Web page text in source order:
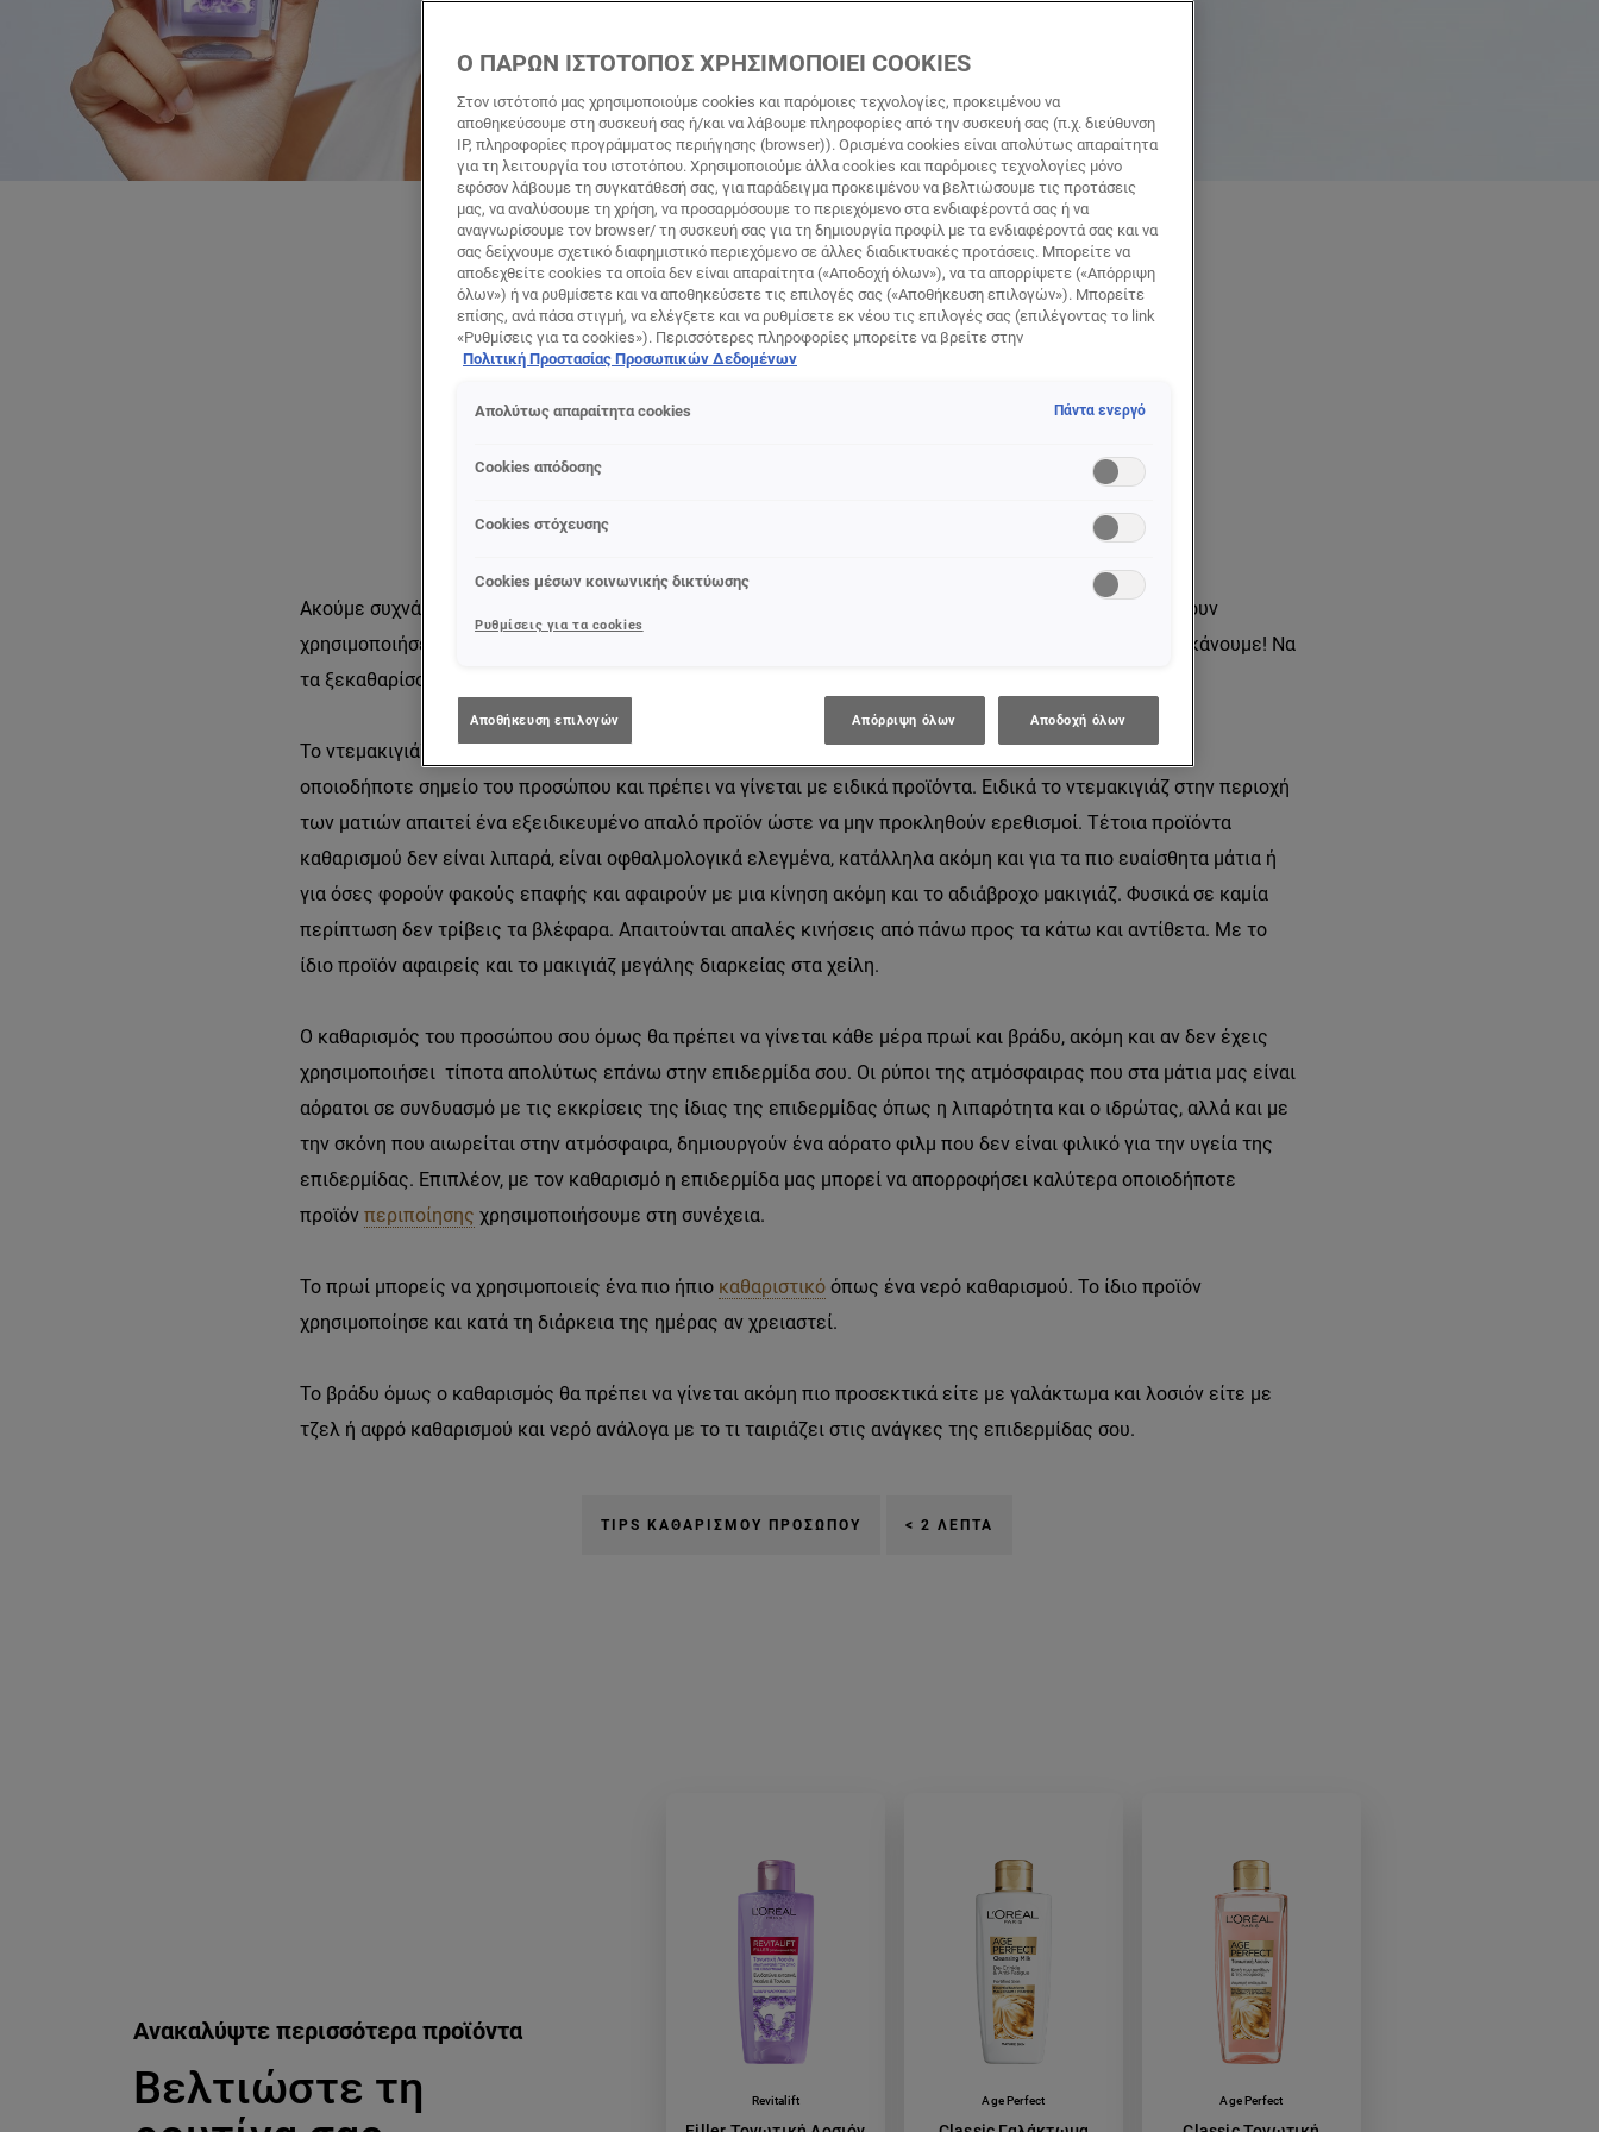
BEAUTY MAGAZINE
ΚΑΘΑΡΙΣΜΌΣ ΕΠΙΔΕΡΜΊΔΑΣ ΚΑΙ
ΝΤΕΜΑΚΙΓΙΆΖ!
Ακούμε συχνά νεαρά κορίτσια να λένε πως δεν καθαρίζουν την επιδερμίδα τους το βράδυ γιατί δεν έχουν
χρησιμοποιήσει
στο πρόσωπό τους, άρα δεν χρειάζεται… Ίσως αυτό είναι το πιο συχνό λάθος κάνουμε! Να
τα ξεκαθαρίσουμε λοιπόν.
Το ντεμακιγιάζ το χρειάζεσαι οπωσδήποτε κάθε φορά που έχεις χρησιμοποιήσει προϊόντα μακιγιάζ σε
οποιοδήποτε σημείο του προσώπου και πρέπει να γίνεται με ειδικά προϊόντα. Ειδικά το ντεμακιγιάζ στην περιοχή
των ματιών απαιτεί ένα εξειδικευμένο απαλό προϊόν ώστε να μην προκληθούν ερεθισμοί. Τέτοια προϊόντα
καθαρισμού δεν είναι λιπαρά, είναι οφθαλμολογικά ελεγμένα, κατάλληλα ακόμη και για τα πιο ευαίσθητα μάτια ή
για όσες φορούν φακούς επαφής και αφαιρούν με μια κίνηση ακόμη και το αδιάβροχο μακιγιάζ. Φυσικά σε καμία
περίπτωση δεν τρίβεις τα βλέφαρα. Απαιτούνται απαλές κινήσεις από πάνω προς τα κάτω και αντίθετα. Με το
ίδιο προϊόν αφαιρείς και το μακιγιάζ μεγάλης διαρκείας στα χείλη.
Ο καθαρισμός του προσώπου σου όμως θα πρέπει να γίνεται κάθε μέρα πρωί και βράδυ, ακόμη και αν δεν έχεις
χρησιμοποιήσει τίποτα απολύτως επάνω στην επιδερμίδα σου. Οι ρύποι της ατμόσφαιρας που στα μάτια μας είναι
αόρατοι σε συνδυασμό με τις εκκρίσεις της ίδιας της επιδερμίδας όπως η λιπαρότητα και ο ιδρώτας, αλλά και με
την σκόνη που αιωρείται στην ατμόσφαιρα, δημιουργούν ένα αόρατο φιλμ που δεν είναι φιλικό για την υγεία της
επιδερμίδας. Επιπλέον, με τον καθαρισμό η επιδερμίδα μας μπορεί να απορροφήσει καλύτερα οποιοδήποτε
προϊόν περιποίησης χρησιμοποιήσουμε στη συνέχεια.
Το πρωί μπορείς να χρησιμοποιείς ένα πιο ήπιο καθαριστικό όπως ένα νερό καθαρισμού. Το ίδιο προϊόν
χρησιμοποίησε και κατά τη διάρκεια της ημέρας αν χρειαστεί.
Το βράδυ όμως ο καθαρισμός θα πρέπει να γίνεται ακόμη πιο προσεκτικά είτε με γαλάκτωμα και λοσιόν είτε με
τζελ ή αφρό καθαρισμού και νερό ανάλογα με το τι ταιριάζει στις ανάγκες της επιδερμίδας σου.
TIPS ΚΑΘΑΡΙΣΜΟΎ ΠΡΟΣΏΠΟΥ < 2 ΛΕΠΤΆ
Βελτιώστε τη
Ανακαλύψτε περισσότερα προϊόντα
Revitalift Age Perfect Age Perfect
Ο ΠΑΡΩΝ ΙΣΤΟΤΟΠΟΣ ΧΡΗΣΙΜΟΠΟΙΕΙ COOKIES
Στον ιστότοπό μας χρησιμοποιούμε cookies και παρόμοιες τεχνολογίες, προκειμένου να
αποθηκεύσουμε στη συσκευή σας ή/και να λάβουμε πληροφορίες από την συσκευή σας (π.χ. διεύθυνση
IP, πληροφορίες προγράμματος περιήγησης (browser)). Ορισμένα cookies είναι απολύτως απαραίτητα
για τη λειτουργία του ιστοτόπου. Χρησιμοποιούμε άλλα cookies και παρόμοιες τεχνολογίες μόνο
εφόσον λάβουμε τη συγκατάθεσή σας, για παράδειγμα προκειμένου να βελτιώσουμε τις προτάσεις
μας, να αναλύσουμε τη χρήση, να προσαρμόσουμε το περιεχόμενο στα ενδιαφέροντά σας ή να
αναγνωρίσουμε τον browser/ τη συσκευή σας για τη δημιουργία προφίλ με τα ενδιαφέροντά σας και να
σας δείχνουμε σχετικό διαφημιστικό περιεχόμενο σε άλλες διαδικτυακές προτάσεις. Μπορείτε να
αποδεχθείτε cookies τα οποία δεν είναι απαραίτητα («Αποδοχή όλων»), να τα απορρίψετε («Απόρριψη
όλων») ή να ρυθμίσετε και να αποθηκεύσετε τις επιλογές σας («Αποθήκευση επιλογών»). Μπορείτε
επίσης, ανά πάσα στιγμή, να ελέγξετε και να ρυθμίσετε εκ νέου τις επιλογές σας (επιλέγοντας το link
«Ρυθμίσεις για τα cookies»). Περισσότερες πληροφορίες μπορείτε να βρείτε στην
Πολιτική Προστασίας Προσωπικών Δεδομένων
Απολύτως απαραίτητα cookies Πάντα ενεργό
Cookies απόδοσης
Cookies στόχευσης
Cookies μέσων κοινωνικής δικτύωσης
Ρυθμίσεις για τα cookies
Αποθήκευση επιλογών Απόρριψη όλων Αποδοχή όλων